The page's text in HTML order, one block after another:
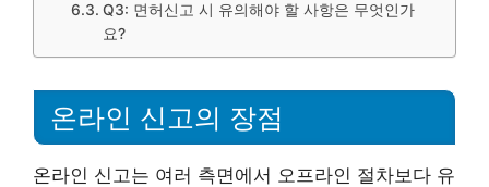
Q3: 면허신고 시 유의해야 할 사항은 무엇인가
요?
온라인 신고의 장점
온라인 신고는 여러 측면에서 오프라인 절차보다 유